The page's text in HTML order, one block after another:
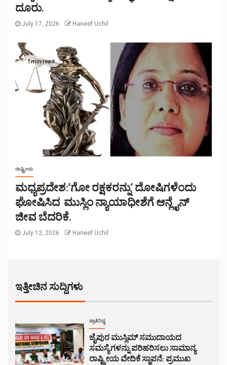
ದೂರು.
July 17, 2026 Haneef Uchil
1 min read
ರಾಷ್ಟ್ರೀಯ
ಮಧ್ಯಪ್ರದೇಶ:’ಗೋ ರಕ್ಷಕರನ್ನು’ ದೋಷಿಗಳೆಂದು
ಘೋಷಿಸಿದ ಮುಸ್ಲಿಂ ನ್ಯಾಯಾಧೀಶೆಗೆ ಆನ್ಲೈನ್
ಜೀವ ಬೆದರಿಕೆ.
July 12, 2026 Haneef Uchil
ಇತ್ತೀಚಿನ ಸುದ್ದಿಗಳು
ಪ್ರಾತಿನಿಧ್ಯ
ಜೈಪುರ ಮುಸ್ಲಿಮ್ ಸಮುದಾಯದ
ಸಮಸ್ಯೆಗಳನ್ನು ಪರಿಹರಿಸಲು ಸಾಮಾನ್ಯ
ರಾಷ್ಟ್ರೀಯ ವೇದಿಕೆ ಸ್ಥಾಪನೆ: ಪ್ರಮುಖ